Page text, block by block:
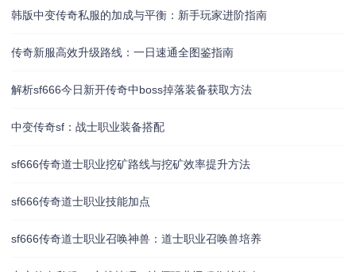
韩版中变传奇私服的加成与平衡：新手玩家进阶指南
传奇新服高效升级路线：一日速通全图鉴指南
解析sf666今日新开传奇中boss掉落装备获取方法
中变传奇sf：战士职业装备搭配
sf666传奇道士职业挖矿路线与挖矿效率提升方法
sf666传奇道士职业技能加点
sf666传奇道士职业召唤神兽：道士职业召唤兽培养